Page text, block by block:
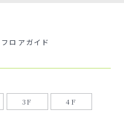
フロアガイド
3F 4F